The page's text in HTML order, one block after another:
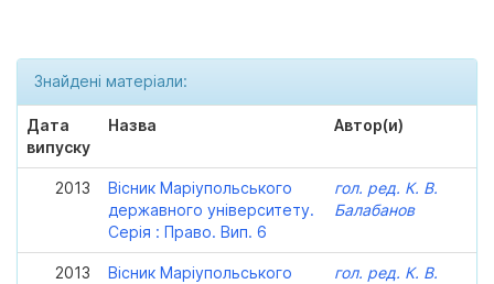
Знайдені матеріали:
Дата
випуску
Назва Автор(и)
2013
Вісник Маріупольського
державного університету.
Серія : Право. Вип. 6
гол. ред. К. В.
Балабанов
2013
Вісник Маріупольського
гол. ред. К. В.